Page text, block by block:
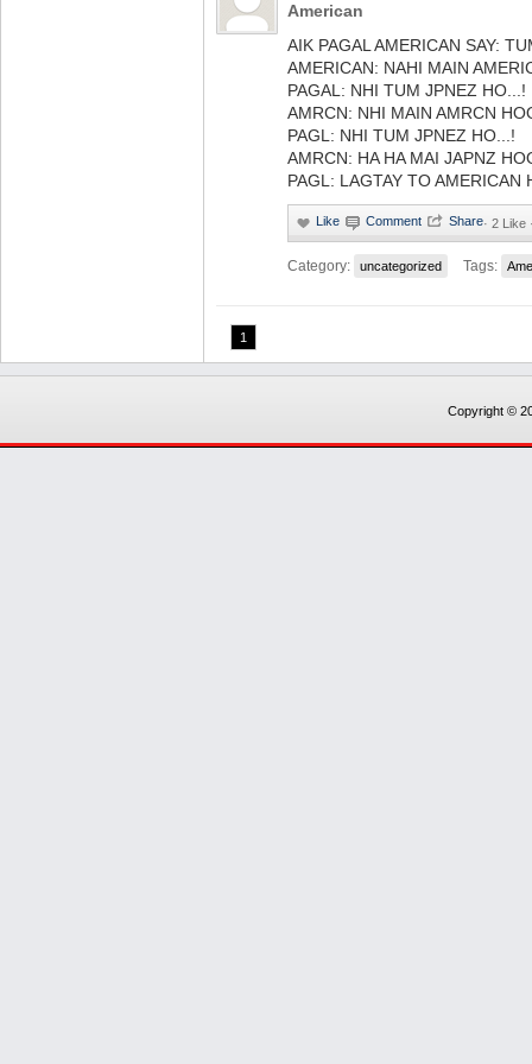
American
AIK PAGAL AMERICAN SAY:
AMERICAN: NAHI MAIN
PAGAL: NHI TUM JPNEZ HO...!
AMRCN: NHI MAIN AMRCN
PAGL: NHI TUM JPNEZ HO...!
AMRCN: HA HA MAI JAPNZ
PAGL: LAGTAY TO AMERICAN
· 2 Like
Category: uncategorized Tags:
1
Copyright ©